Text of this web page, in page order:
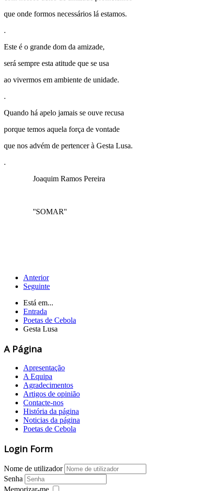
que onde formos necessários lá estamos.
.
Este é o grande dom da amizade,
será sempre esta atitude que se usa
ao vivermos em ambiente de unidade.
.
Quando há apelo jamais se ouve recusa
porque temos aquela força de vontade
que nos advém de pertencer à Gesta Lusa.
.
Joaquim Ramos Pereira
''SOMAR''
Anterior
Seguinte
Está em...
Entrada
Poetas de Cebola
Gesta Lusa
A Página
Apresentação
A Equipa
Agradecimentos
Artigos de opinião
Contacte-nos
História da página
Noticias da página
Poetas de Cebola
Login Form
Nome de utilizador
Senha
Memorizar-me